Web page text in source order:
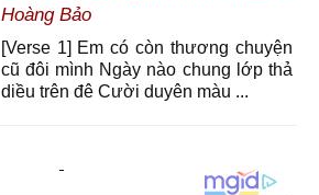
Hoàng Bảo
[Verse 1] Em có còn thương chuyện
cũ đôi mình Ngày nào chung lớp thả
diều trên đê Cười duyên màu ...